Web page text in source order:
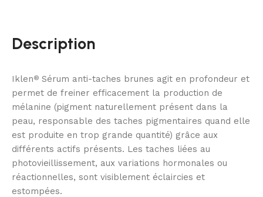
Description
Iklen® Sérum anti-taches brunes agit en profondeur et
permet de freiner efficacement la production de
mélanine (pigment naturellement présent dans la
peau, responsable des taches pigmentaires quand elle
est produite en trop grande quantité) grâce aux
différents actifs présents. Les taches liées au
photovieillissement, aux variations hormonales ou
réactionnelles, sont visiblement éclaircies et
estompées.